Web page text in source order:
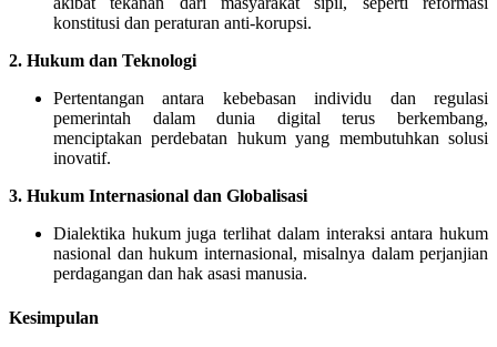
konstitusi dan peraturan anti-korupsi.
2. Hukum dan Teknologi
Pertentangan antara kebebasan individu dan regulasi
pemerintah dalam dunia digital terus berkembang,
menciptakan perdebatan hukum yang membutuhkan solusi
inovatif.
3. Hukum Internasional dan Globalisasi
Dialektika hukum juga terlihat dalam interaksi antara hukum
nasional dan hukum internasional, misalnya dalam perjanjian
perdagangan dan hak asasi manusia.
Kesimpulan